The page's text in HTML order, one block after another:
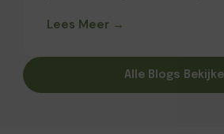
Lees Meer →
Alle Blogs